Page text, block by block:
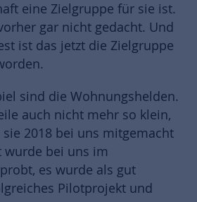
eine Zielgruppe für sie ist.
gar nicht gedacht. Und
ist das jetzt die Zielgruppe
sind die Wohnungshelden.
auch nicht mehr so klein,
2018 bei uns mitgemacht
wurde bei uns im
es wurde als gut
Pilotprojekt und